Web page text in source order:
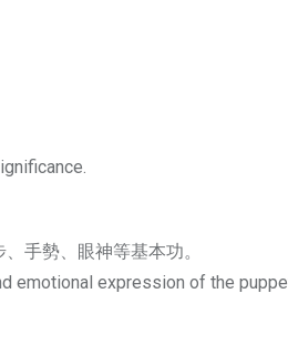
手勢、眼神等基本功。
emotional expression of the